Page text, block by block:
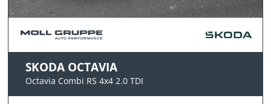
SKODA OCTAVIA
Octavia Combi RS 4x4 2.0 TDI